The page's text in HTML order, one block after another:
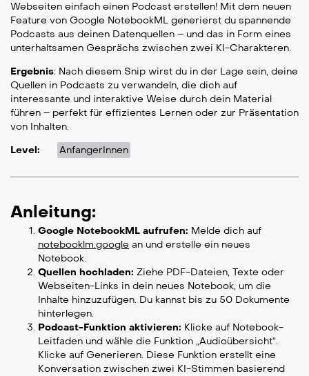
Webseiten einfach einen Podcast erstellen! Mit dem neuen
Feature von Google NotebookML generierst du spannende
Podcasts aus deinen Datenquellen – und das in Form eines
unterhaltsamen Gesprächs zwischen zwei KI-Charakteren.
Ergebnis: Nach diesem Snip wirst du in der Lage sein, deine
Quellen in Podcasts zu verwandeln, die dich auf
interessante und interaktive Weise durch dein Material
führen – perfekt für effizientes Lernen oder zur Präsentation
von Inhalten.
Level:
AnfangerInnen
Anleitung:
Google NotebookML aufrufen: Melde dich auf
notebooklm.google an und erstelle ein neues
Notebook.
Quellen hochladen: Ziehe PDF-Dateien, Texte oder
Webseiten-Links in dein neues Notebook, um die
Inhalte hinzuzufügen. Du kannst bis zu 50 Dokumente
hinterlegen.
Podcast-Funktion aktivieren: Klicke auf Notebook-
Leitfaden und wähle die Funktion „Audioübersicht“.
Klicke auf Generieren. Diese Funktion erstellt eine
Konversation zwischen zwei KI-Stimmen basierend